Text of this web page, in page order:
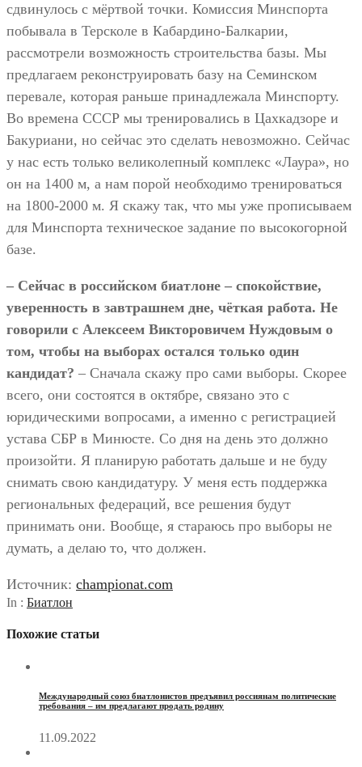
сдвинулось с мёртвой точки. Комиссия Минспорта
побывала в Терсколе в Кабардино-Балкарии,
рассмотрели возможность строительства базы. Мы
предлагаем реконструировать базу на Семинском
перевале, которая раньше принадлежала Минспорту.
Во времена СССР мы тренировались в Цахкадзоре и
Бакуриани, но сейчас это сделать невозможно. Сейчас
у нас есть только великолепный комплекс «Лаура», но
он на 1400 м, а нам порой необходимо тренироваться
на 1800-2000 м. Я скажу так, что мы уже прописываем
для Минспорта техническое задание по высокогорной
базе.
– Сейчас в российском биатлоне – спокойствие,
уверенность в завтрашнем дне, чёткая работа. Не
говорили с Алексеем Викторовичем Нуждовым о
том, чтобы на выборах остался только один
кандидат? – Сначала скажу про сами выборы. Скорее
всего, они состоятся в октябре, связано это с
юридическими вопросами, а именно с регистрацией
устава СБР в Минюсте. Со дня на день это должно
произойти. Я планирую работать дальше и не буду
снимать свою кандидатуру. У меня есть поддержка
региональных федераций, все решения будут
принимать они. Вообще, я стараюсь про выборы не
думать, а делаю то, что должен.
Источник: championat.com
In : Биатлон
Похожие статьи
Международный союз биатлонистов предъявил россиянам политические
требования – им предлагают продать родину
11.09.2022